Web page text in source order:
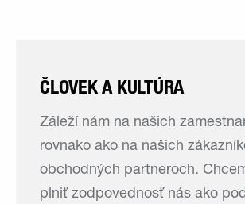
ČLOVEK A KULTÚRA
Záleží nám na našich
rovnako ako na našich
obchodných partneroch.
plniť zodpovednosť nás ako